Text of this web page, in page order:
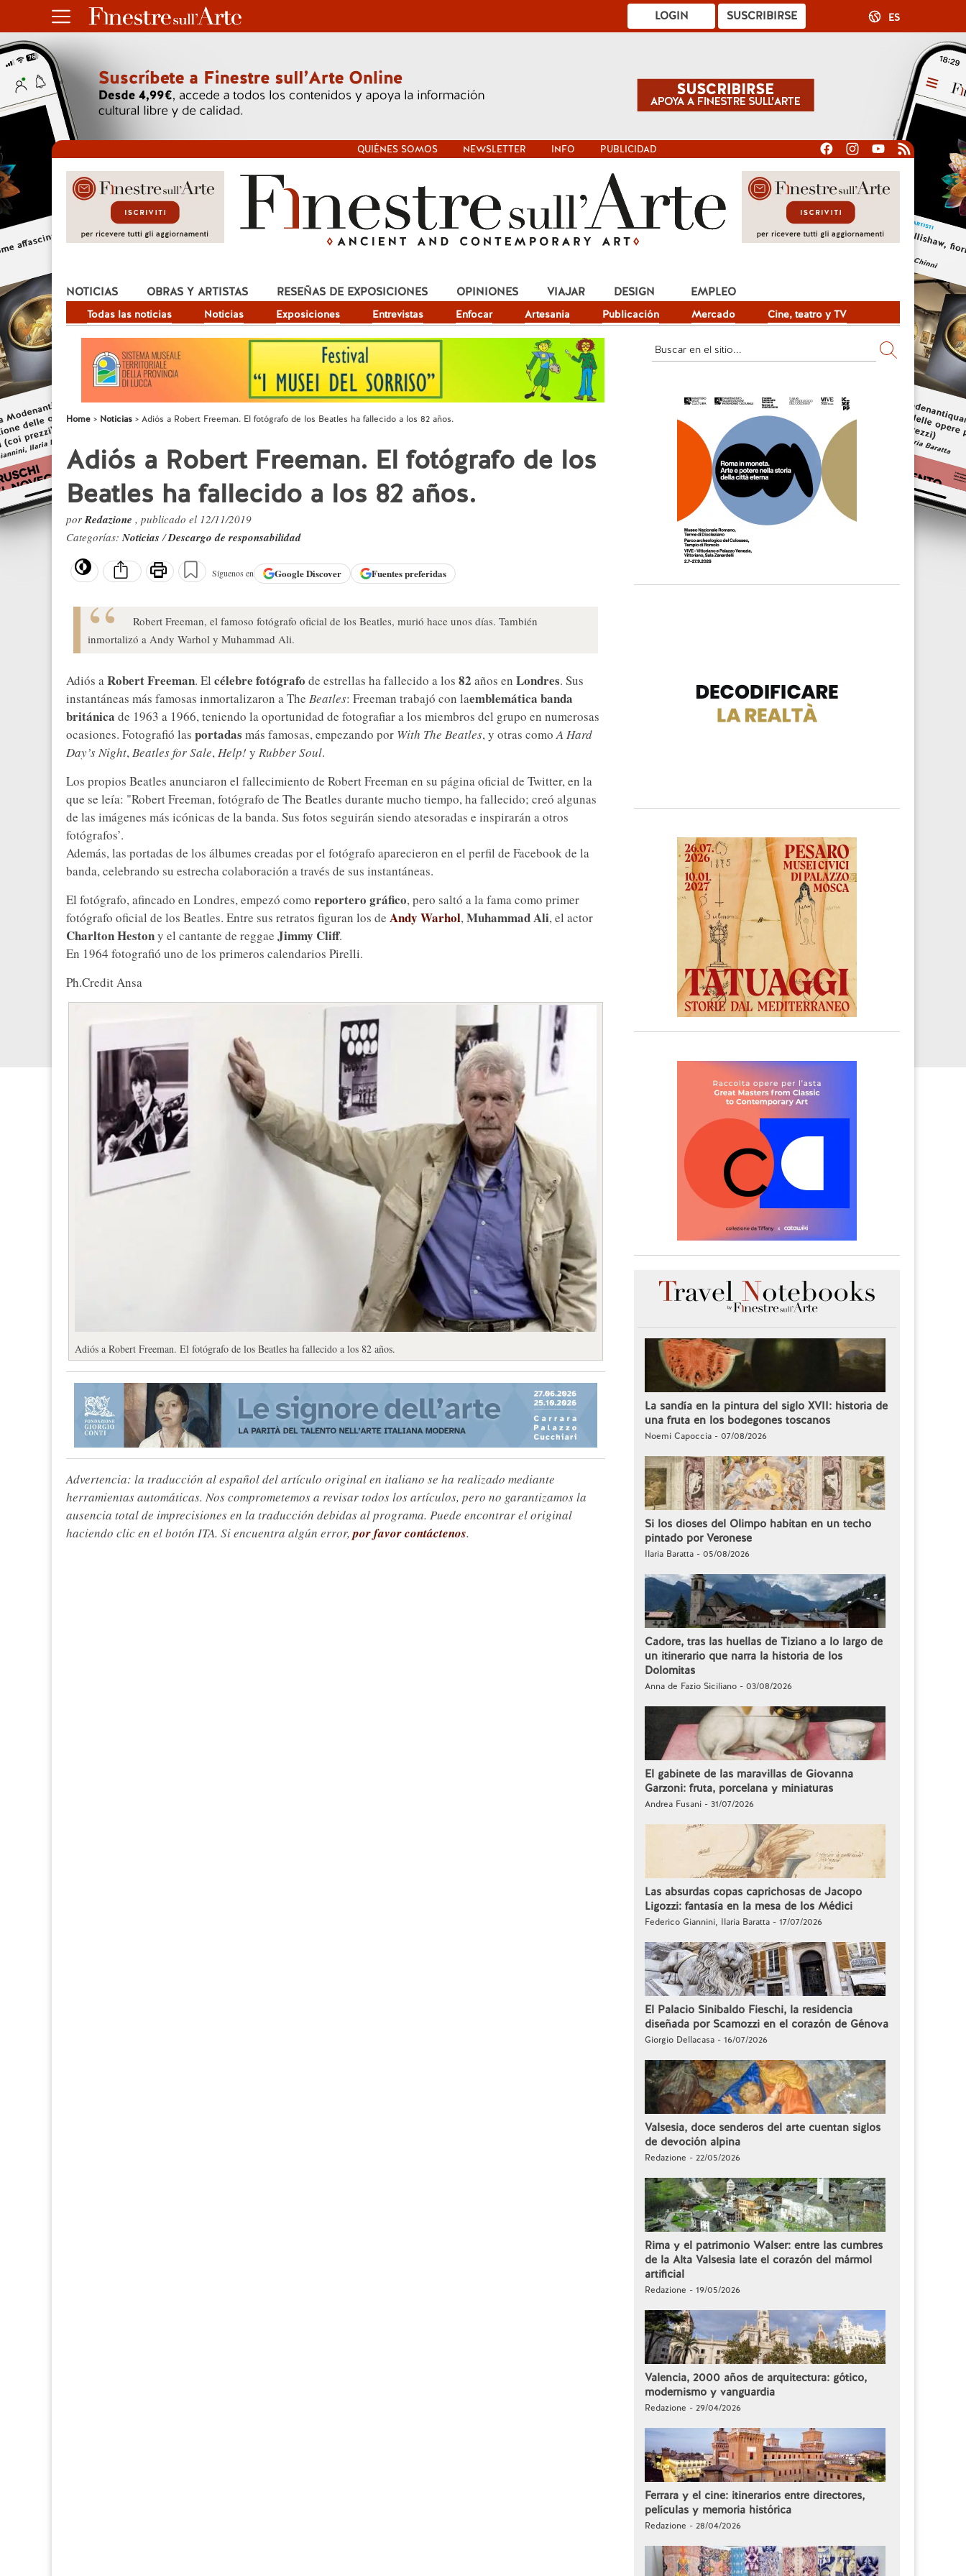
SUSCRIBIRSE
LOGIN ES
QUIÉNES SOMOS NEWSLETTER INFO PUBLICIDAD
NOTICIAS
Todas las noticias Noticias Exposiciones Entrevistas Enfocar Artesania Publicación Mercado Cine, teatro y TV
OBRAS Y ARTISTAS RESEÑAS DE EXPOSICIONES OPINIONES VIAJAR DESIGN EMPLEO
Home Noticias Adiós a Robert Freeman. El fotógrafo de los Beatles ha fallecido a los 82 años.
Adiós a Robert Freeman. El fotógrafo de los
Beatles ha fallecido a los 82 años.
porRedazione , publicado el 12/11/2019
Categorías:Noticias/Descargo de responsabilidad
Síguenos en GoogleDiscover Fuentes preferidas
Robert Freeman, el famoso fotógrafo oficial de los Beatles, murió hace unos días. También
inmortalizó a Andy Warhol y Muhammad Ali.
Adiós aRobert Freeman. El célebre fotógrafo de estrellas ha fallecido a los 82 años en Londres. Sus
instantáneas más famosas inmortalizaron a The Beatles: Freeman trabajó con laemblemática banda
británica de 1963 a 1966, teniendo la oportunidad de fotografiar a los miembros del grupo en numerosas
ocasiones. Fotografió las portadas más famosas, empezando por With The Beatles, y otras comoA Hard
Day’s Night,Beatles for Sale,Help! y Rubber Soul.
Los propios Beatles anunciaron el fallecimiento de Robert Freeman en su página oficial de Twitter, en la
que se leía: "Robert Freeman, fotógrafo de The Beatles durante mucho tiempo, ha fallecido; creó algunas
de las imágenes más icónicas de la banda. Sus fotos seguirán siendo atesoradas e inspirarán a otros
fotógrafos’.
Además, las portadas de los álbumes creadas por el fotógrafo aparecieron en el perfil de Facebook de la
banda, celebrando su estrecha colaboración a través de sus instantáneas.
El fotógrafo, afincado en Londres, empezó como reportero gráfico, pero saltó a la fama como primer
fotógrafo oficial de los Beatles. Entre sus retratos figuran los de Andy Warhol,Muhammad Ali, el actor
Charlton Hestony el cantante de reggae Jimmy Cliff.
En 1964 fotografió uno de los primeros calendarios Pirelli.
Ph.Credit Ansa
Adiós a Robert Freeman. El fotógrafo de los Beatles ha fallecido a los 82 años.
Advertencia: la traducción al español del artículo original en italiano se ha realizado mediante
herramientas automáticas. Nos comprometemos a revisar todos los artículos, pero no garantizamos la
ausencia total de imprecisiones en la traducción debidas al programa. Puede encontrar el original
haciendo clic en el botón ITA. Si encuentra algún error,por favor contáctenos.
La sandía en la pintura del siglo XVII: historia de
una fruta en los bodegones toscanos
Noemi Capoccia - 07/08/2026
Si los dioses del Olimpo habitan en un techo
pintado por Veronese
Ilaria Baratta - 05/08/2026
Cadore, tras las huellas de Tiziano a lo largo de
un itinerario que narra la historia de los
Dolomitas
Anna de Fazio Siciliano - 03/08/2026
El gabinete de las maravillas de Giovanna
Garzoni: fruta, porcelana y miniaturas
Andrea Fusani - 31/07/2026
Las absurdas copas caprichosas de Jacopo
Ligozzi: fantasía en la mesa de los Médici
Federico Giannini, Ilaria Baratta - 17/07/2026
El Palacio Sinibaldo Fieschi, la residencia
diseñada por Scamozzi en el corazón de Génova
Giorgio Dellacasa - 16/07/2026
Valsesia, doce senderos del arte cuentan siglos
de devoción alpina
Redazione - 22/05/2026
Rima y el patrimonio Walser: entre las cumbres
de la Alta Valsesia late el corazón del mármol
artificial
Redazione - 19/05/2026
Valencia, 2000 años de arquitectura: gótico,
modernismo y vanguardia
Redazione - 29/04/2026
Ferrara y el cine: itinerarios entre directores,
películas y memoria histórica
Redazione - 28/04/2026